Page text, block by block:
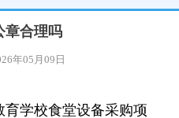
市 南充市
章合理吗
年05月09日
学校食堂设备采购项